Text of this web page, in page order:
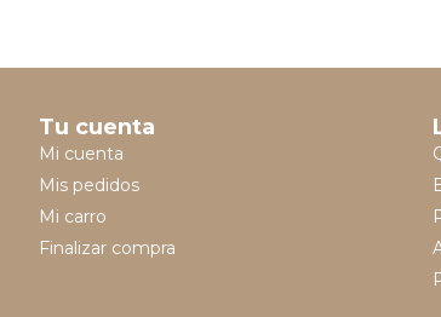
Tu cuenta
Mi cuenta
Mis pedidos
Mi carro
Finalizar compra